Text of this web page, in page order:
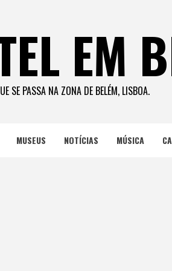
EM
SE PASSA NA ZONA DE BELÉM, LISBOA.
MUSEUS NOTÍCIAS MÚSICA